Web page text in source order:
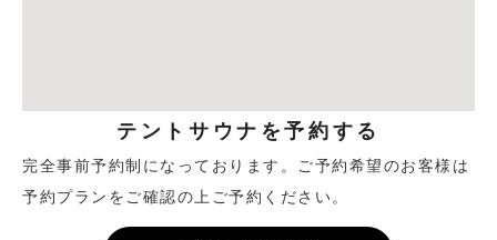
テントサウナを予約する
完全事前予約制になっております。ご予約希望のお客様は
予約プランをご確認の上ご予約ください。